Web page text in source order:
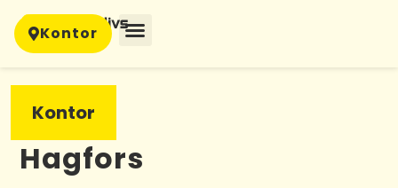
Kontor
Kontor
Hagfors